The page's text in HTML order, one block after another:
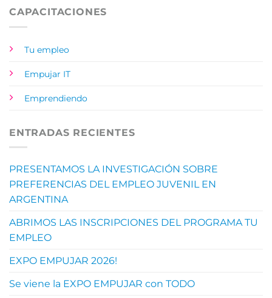
CAPACITACIONES
Tu empleo
Empujar IT
Emprendiendo
ENTRADAS RECIENTES
PRESENTAMOS LA INVESTIGACIÓN SOBRE
PREFERENCIAS DEL EMPLEO JUVENIL EN
ARGENTINA
ABRIMOS LAS INSCRIPCIONES DEL PROGRAMA TU
EMPLEO
EXPO EMPUJAR 2026!
Se viene la EXPO EMPUJAR con TODO